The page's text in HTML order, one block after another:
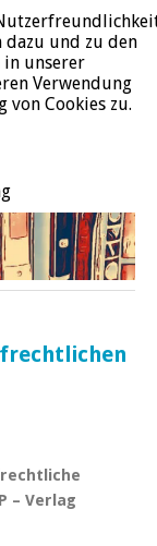
ÜBER JURALIT
– Verlag
dazu und zu den
in unserer
Verwendung
Cookies zu.